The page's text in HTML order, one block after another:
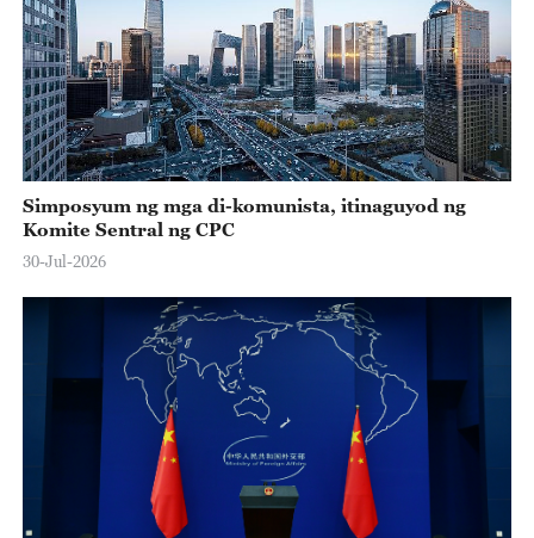
Simposyum ng mga di-komunista, itinaguyod ng
Komite Sentral ng CPC
30-Jul-2026